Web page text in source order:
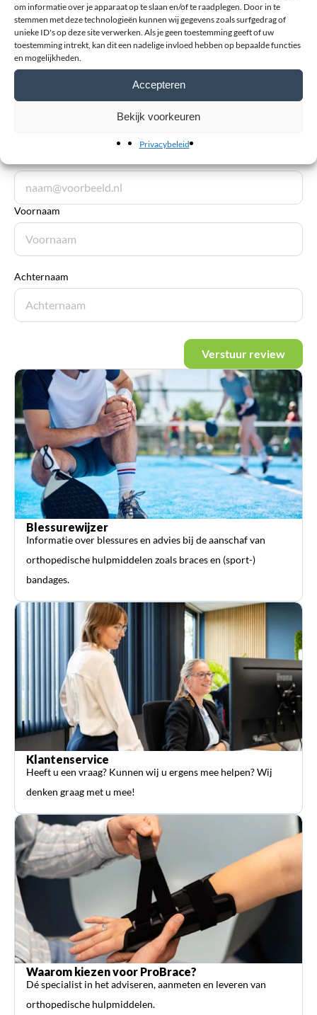
om informatie over je apparaat op te slaan en/of te raadplegen. Door in te
stemmen met deze technologieën kunnen wij gegevens zoals surfgedrag of
unieke ID's op deze site verwerken. Als je geen toestemming geeft of uw
toestemming intrekt, kan dit een nadelige invloed hebben op bepaalde functies
en mogelijkheden.
Accepteren
Bekijk voorkeuren
Privacybeleid
Uw waardering *
Toelichting *
Voornaam
Achternaam
Verstuur review
Blessurewijzer
Informatie over blessures en advies bij de aanschaf van
orthopedische hulpmiddelen zoals braces en (sport-)
bandages.
Klantenservice
Heeft u een vraag? Kunnen wij u ergens mee helpen? Wij
denken graag met u mee!
Waarom kiezen voor ProBrace?
Dé specialist in het adviseren, aanmeten en leveren van
orthopedische hulpmiddelen.